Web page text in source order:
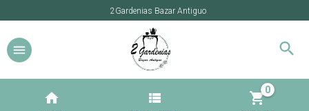
2Gardenias Bazar Antiguo
0